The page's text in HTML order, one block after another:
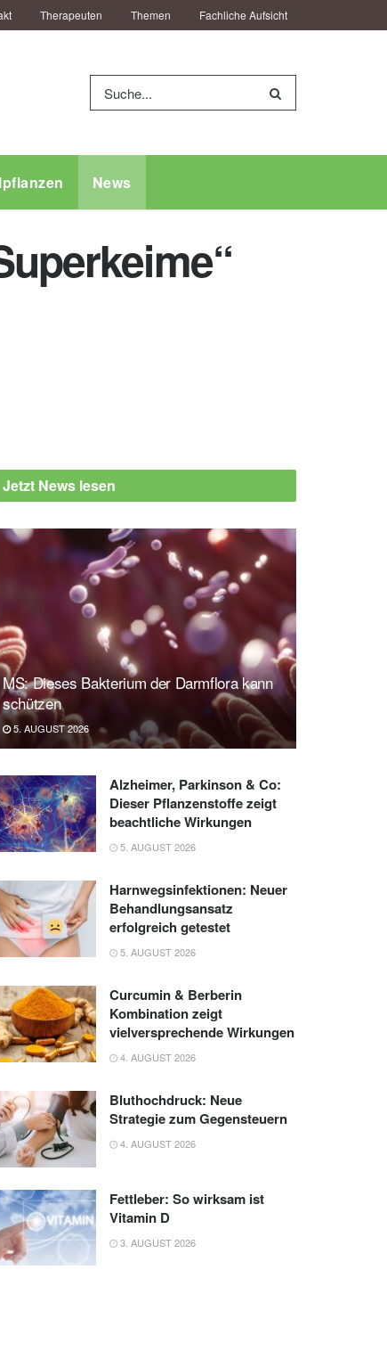
Therapeuten Themen Fachliche Aufsicht
News
Jetzt News lesen
MS: Dieses Bakterium der Darmflora kann
schützen
5. AUGUST 2026
Alzheimer, Parkinson & Co:
Dieser Pflanzenstoffe zeigt
beachtliche Wirkungen
5. AUGUST 2026
Harnwegsinfektionen: Neuer
Behandlungsansatz
erfolgreich getestet
5. AUGUST 2026
Curcumin & Berberin
Kombination zeigt
vielversprechende Wirkungen
4. AUGUST 2026
Bluthochdruck: Neue
Strategie zum Gegensteuern
4. AUGUST 2026
Fettleber: So wirksam ist
Vitamin D
3. AUGUST 2026